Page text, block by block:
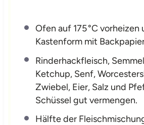
Ofen auf 175 °C vorheizen
Kastenform mit
Rinderhackfleisch,
Ketchup, Senf,
Zwiebel, Eier, Salz und
Schüssel gut vermengen.
Hälfte der